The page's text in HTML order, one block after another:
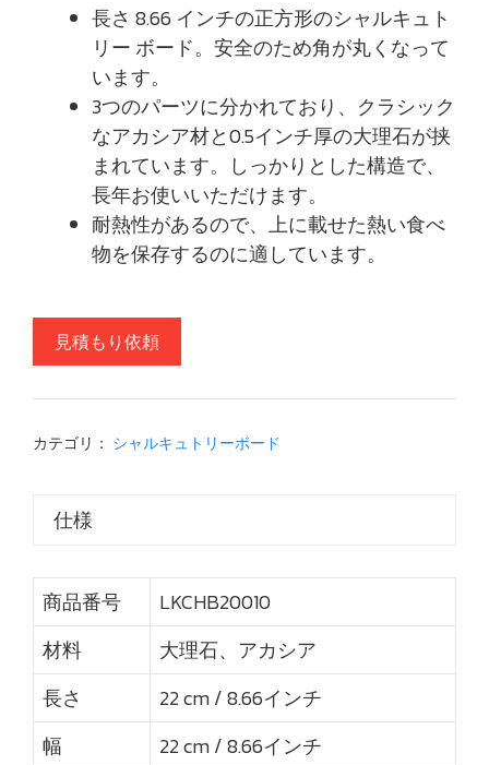
長さ 8.66 インチの正方形のシャルキュト
リー ボード。安全のため角が丸くなって
います。
3つのパーツに分かれており、クラシック
なアカシア材と0.5インチ厚の大理石が挟
まれています。しっかりとした構造で、
長年お使いいただけます。
耐熱性があるので、上に載せた熱い食べ
物を保存するのに適しています。
見積もり依頼
カテゴリ： シャルキュトリーボード
仕様
商品番号
LKCHB20010
材料
大理石、アカシア
長さ
22 cm / 8.66インチ
幅
22 cm / 8.66インチ